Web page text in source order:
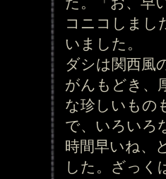
コニコしまし
いました。
ダシは関西風
がんもどき、
な珍しいもの
で、いろいろ
時間早いね、
した。ざっく